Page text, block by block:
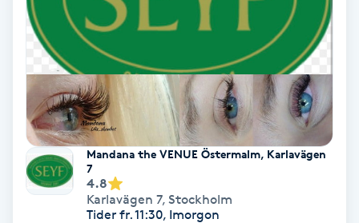
Pigmentfläckar
Plastikkirurgi
Powder brows
Power Yoga
PRP (Platelet Rich Plasma)
Mandana the VENUE Östermalm, Karlavägen
7
4.8
Karlavägen 7, Stockholm
Tider fr. 11:30, Imorgon